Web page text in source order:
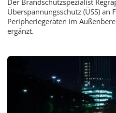
Überspannungsschutz (ÜSS) an
Peripheriegeräten im
ergänzt.